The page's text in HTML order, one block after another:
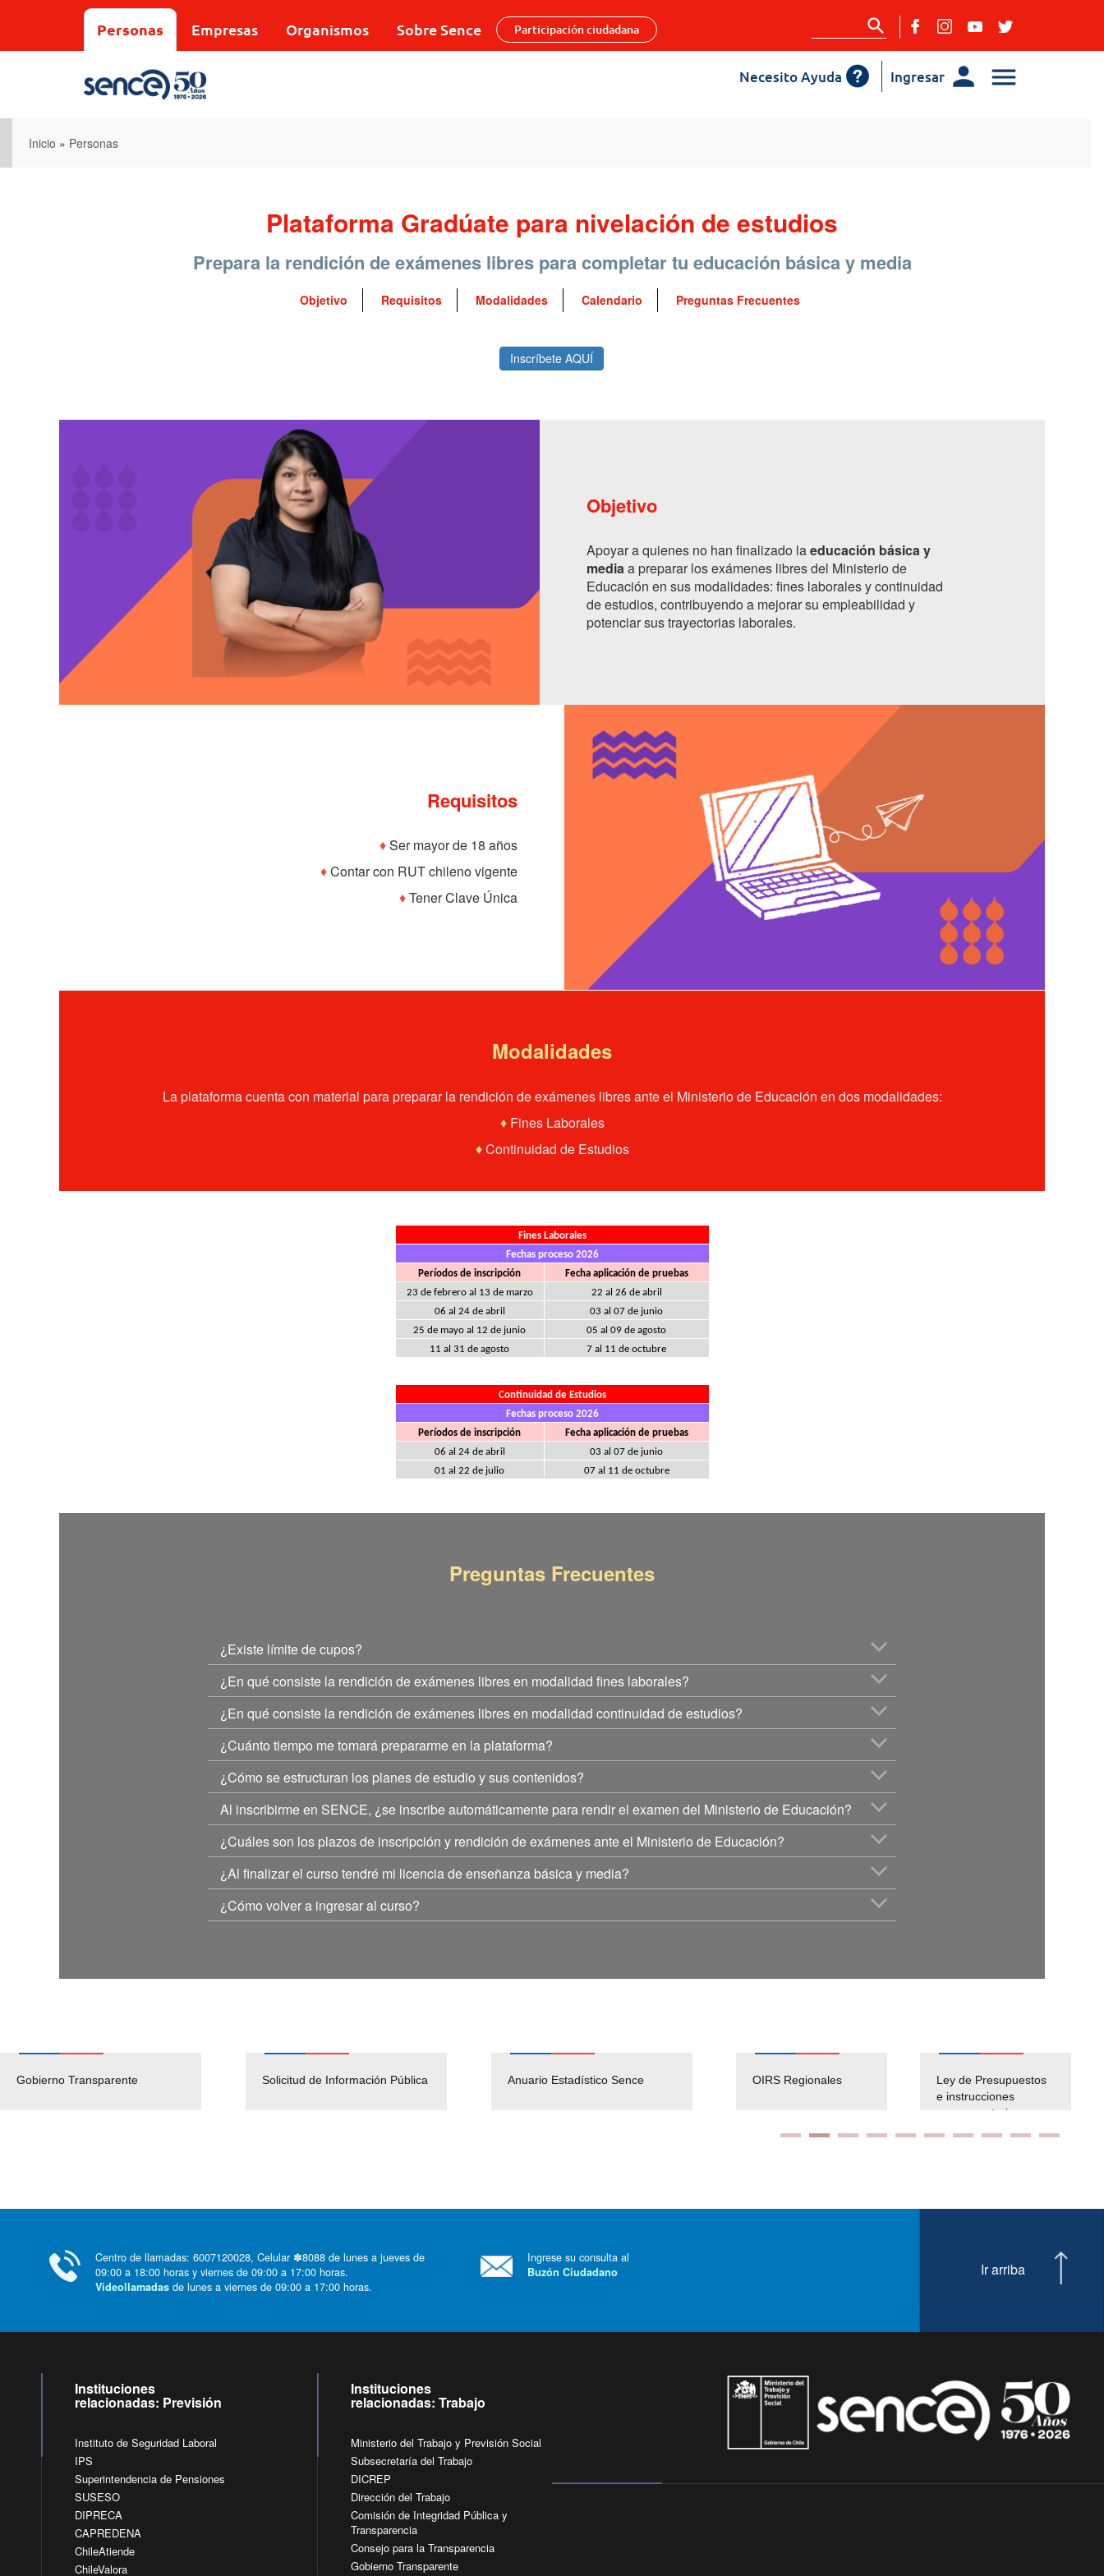
Personas Empresas Organismos Sobre Sence Participación ciudadana
Ingresar
Necesito Ayuda
Inicio » Personas
Plataforma Gradúate para nivelación de estudios
Prepara la rendición de exámenes libres para completar tu educación básica y media
Objetivo Requisitos Modalidades Calendario Preguntas Frecuentes
Inscríbete AQUÍ
Objetivo
Apoyar a quienes no han finalizado laeducación básica y
mediaa preparar los exámenes libres del Ministerio de
Educación en sus modalidades: fines laborales y continuidad
de estudios, contribuyendo a mejorar su empleabilidad y
potenciar sus trayectorias laborales.
Requisitos
♦Ser mayor de 18 años
♦Contar con RUT chileno vigente
♦Tener Clave Única
Modalidades
La plataforma cuenta con material para preparar la rendición de exámenes libres ante el Ministerio de Educación en dos modalidades:
♦Fines Laborales
♦Continuidad de Estudios
Fines Laborales
Fechas proceso 2026
Períodos de inscripción
Fecha aplicación de pruebas
23 de febrero al 13 de marzo
22 al 26 de abril
06 al 24 de abril
03 al 07 de junio
25 de mayo al 12 de junio
05 al 09 de agosto
11 al 31 de agosto
7 al 11 de octubre
Continuidad de Estudios
Fechas proceso 2026
Períodos de inscripción
Fecha aplicación de pruebas
06 al 24 de abril
03 al 07 de junio
01 al 22 de julio
07 al 11 de octubre
Preguntas Frecuentes
¿Existe límite de cupos?
¿En qué consiste la rendición de exámenes libres en modalidad fines laborales?
¿En qué consiste la rendición de exámenes libres en modalidad continuidad de estudios?
¿Cuánto tiempo me tomará prepararme en la plataforma?
¿Cómo se estructuran los planes de estudio y sus contenidos?
Al inscribirme en SENCE, ¿se inscribe automáticamente para rendir el examen del Ministerio de Educación?
¿Cuáles son los plazos de inscripción y rendición de exámenes ante el Ministerio de Educación?
¿Al finalizar el curso tendré mi licencia de enseñanza básica y media?
¿Cómo volver a ingresar al curso?
Gobierno Transparente Solicitud de Información Pública Anuario Estadístico Sence
Pago Proveedores
Empleos Públicos
Solicitud Audiencias y
OIRS Regionales
Ley de Presupuestos
e instrucciones
presuspuetarias
Centro de llamadas: 6007120028, Celular ✽8088 de lunes a jueves de
09:00 a 18:00 horas y viernes de 09:00 a 17:00 horas.
Videollamadas de lunes a viernes de 09:00 a 17:00 horas.
Ingrese su consulta al
Buzón Ciudadano Ir arriba
Instituciones
relacionadas: Previsión
Instituto de Seguridad Laboral
IPS
Superintendencia de Pensiones
SUSESO
DIPRECA
CAPREDENA
ChileAtiende
ChileValora
Instituciones
relacionadas: Trabajo
Ministerio del Trabajo y Previsión Social
Subsecretaría del Trabajo
DICREP
Dirección del Trabajo
Comisión de Integridad Pública y
Transparencia
Consejo para la Transparencia
Gobierno Transparente